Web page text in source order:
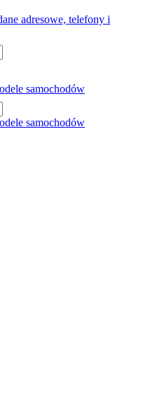
adresowe, telefony i
samochodów
samochodów